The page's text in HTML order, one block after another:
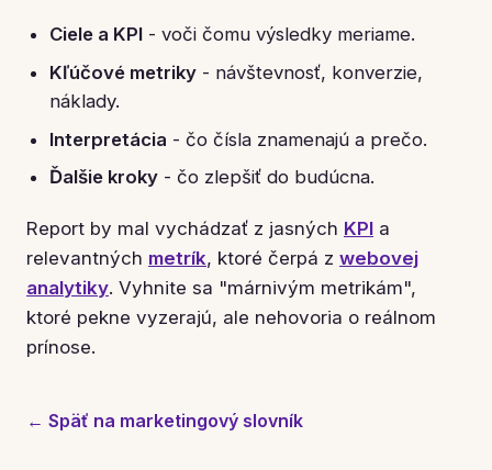
Ciele a KPI- voči čomu výsledky meriame.
Kľúčové metriky- návštevnosť, konverzie,
náklady.
Interpretácia - čo čísla znamenajú a prečo.
Ďalšie kroky- čo zlepšiť do budúcna.
Report by mal vychádzať z jasných KPI a
relevantných metrík, ktoré čerpá z webovej
analytiky. Vyhnite sa "márnivým metrikám",
ktoré pekne vyzerajú, ale nehovoria o reálnom
prínose.
← Späť na marketingový slovník